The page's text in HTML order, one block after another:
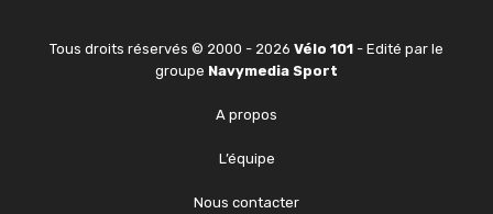
Tous droits réservés © 2000 - 2026 Vélo 101 - Edité par le
groupe Navymedia Sport
A propos
L’équipe
Nous contacter